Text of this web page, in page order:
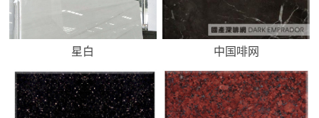
星白 中国啡网